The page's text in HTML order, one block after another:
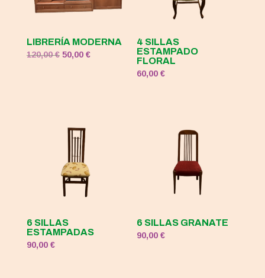
LIBRERÍA MODERNA
120,00€ El
50,00 €El
4 SILLAS
ESTAMPADO
FLORAL
60,00€
6 SILLAS
ESTAMPADAS
90,00 €
6 SILLAS GRANATE
90,00€